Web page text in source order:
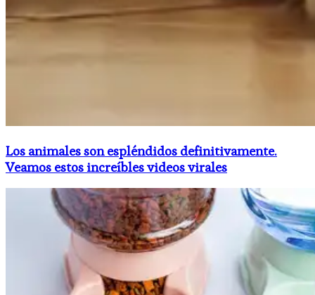
Los animales son espléndidos definitivamente.
Veamos estos increíbles videos virales